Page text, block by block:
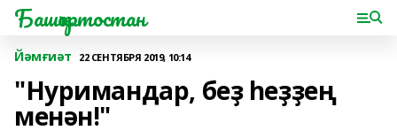
Башҡортостан
Йәмғиәт 22 СЕНТЯБРЯ 2019, 10:14
"Нуримандар, беҙ һеҙҙең
менән!"